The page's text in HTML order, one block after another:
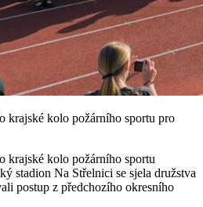
krajské kolo požárního sportu pro
krajské kolo požárního sportu
stadion Na Střelnici se sjela družstva
postup z předchozího okresního